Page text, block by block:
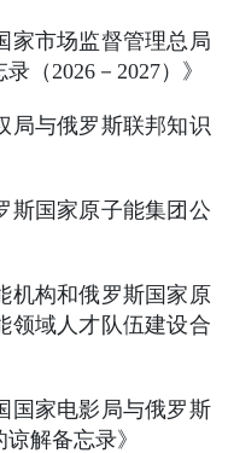
家市场监督管理总局
（2026－2027）》
局与俄罗斯联邦知识
斯国家原子能集团公
机构和俄罗斯国家原
领域人才队伍建设合
国家电影局与俄罗斯
解备忘录》